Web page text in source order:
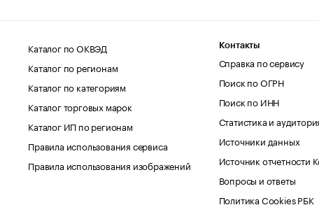
Каталог по ОКВЭД
Каталог по регионам
Каталог по категориям
Каталог торговых марок
Каталог ИП по регионам
Правила использования сервиса
Правила использования изображений
Контакты
Справка по сервису
Поиск по ОГРН
Поиск по ИНН
Статистика и
Источники данных
Источник отчетности
Вопросы и ответы
Политика Cookies РБК